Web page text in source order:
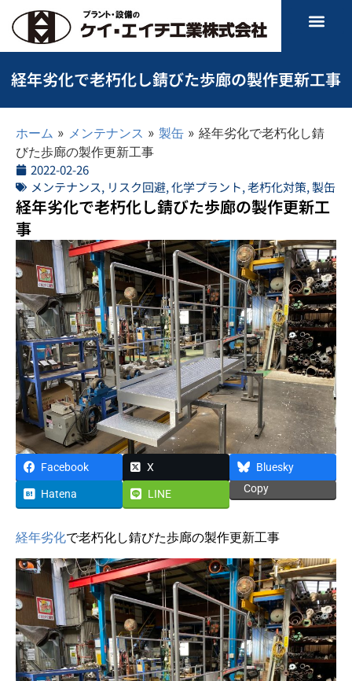
経年劣化で老朽化し錆びた歩廊の製作更新工事
ホーム » メンテナンス » 製缶 » 経年劣化で老朽化し錆
びた歩廊の製作更新工事
2022-02-26
メンテナンス, リスク回避,化学プラント,老朽化対策,製缶
経年劣化で老朽化し錆びた歩廊の製作更新工
事
Facebook X
Bluesky
Hatena
LINE Copy
経年劣化で老朽化し錆びた歩廊の製作更新工事